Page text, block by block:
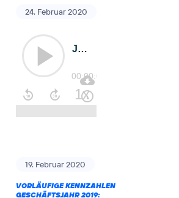
24. Februar 2020
19. Februar 2020
VORLÄUFIGE KENNZAHLEN
GESCHÄFTSJAHR 2019: